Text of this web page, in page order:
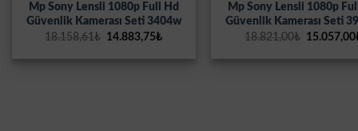
Mp Sony Lensli 1080p Full Hd
Güvenlik Kamerası Seti 3404w
18.158,61₺ Orijinal
18.158,61₺.
14.883,75₺Şu
fiyat:
Mp Sony Lensli 1080p
Güvenlik Kamerası Seti
18.821,00₺ Orijinal
15.057,00